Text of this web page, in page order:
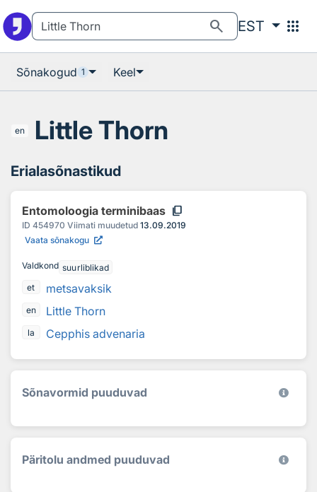
search EST apps
Sõnakogud 1 Keel
en Little Thorn
Erialasõnastikud
Entomoloogia terminibaas content_copy
ID 454970 Viimati muudetud 13.09.2019
Vaata sõnakogu
Valdkond suurliblikad
et
metsavaksik
en Little Thorn
la Cepphis advenaria
Sõnavormid puuduvad
Päritolu andmed puuduvad